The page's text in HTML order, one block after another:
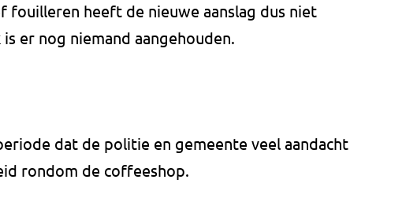
fouilleren heeft de nieuwe aanslag dus niet
er nog niemand aangehouden.
dat de politie en gemeente veel aandacht
rondom de coffeeshop.